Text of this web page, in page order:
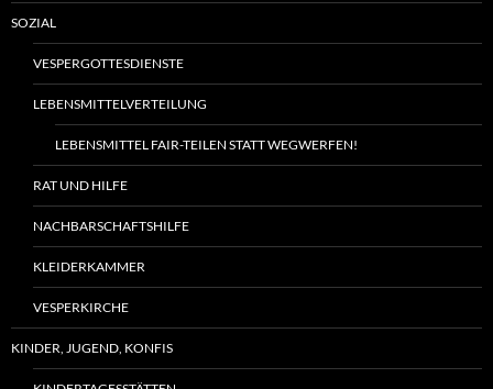
SOZIAL
VESPERGOTTESDIENSTE
LEBENSMITTELVERTEILUNG
LEBENSMITTEL FAIR-TEILEN STATT WEGWERFEN!
RAT UND HILFE
NACHBARSCHAFTSHILFE
KLEIDERKAMMER
VESPERKIRCHE
KINDER, JUGEND, KONFIS